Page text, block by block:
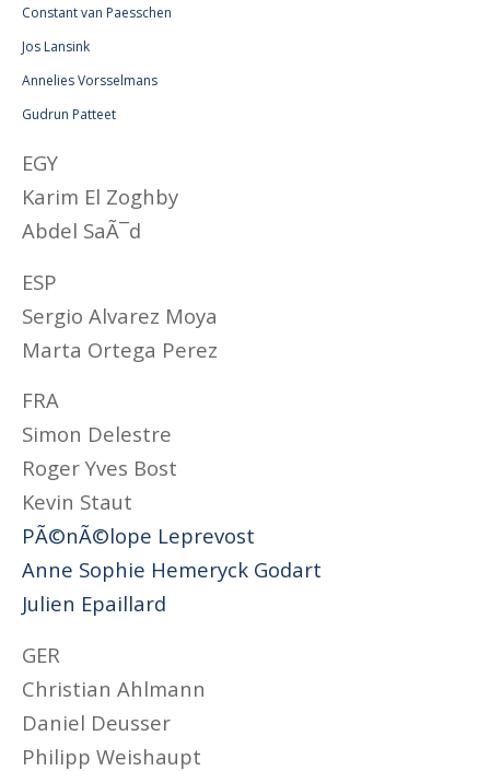
Constant van Paesschen
Jos Lansink
Annelies Vorsselmans
Gudrun Patteet
EGY
Karim El Zoghby
Abdel SaÃ¯d
ESP
Sergio Alvarez Moya
Marta Ortega Perez
FRA
Simon Delestre
Roger Yves Bost
Kevin Staut
PÃ©nÃ©lope Leprevost
Anne Sophie Hemeryck Godart
Julien Epaillard
GER
Christian Ahlmann
Daniel Deusser
Philipp Weishaupt